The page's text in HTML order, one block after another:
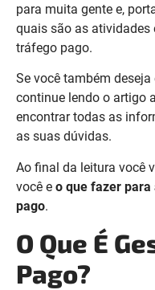
para muita gente e,
quais são as atividades
tráfego pago.
Se você também
continue lendo o artigo
encontrar todas as
as suas dúvidas.
Ao final da leitura você
você e o que fazer
pago.
O Que É
Pago?